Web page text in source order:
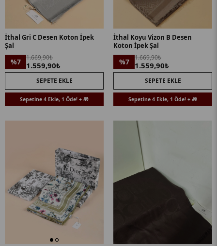
İthal Gri C Desen Koton İpek
Şal
%7 1.669,90₺
1.559,90₺
SEPETE EKLE
Sepetine 4 Ekle, 1 Öde! + 🎁
İthal Koyu Vizon B Desen
Koton İpek Şal
%7 1.669,90₺
1.559,90₺
SEPETE EKLE
Sepetine 4 Ekle, 1 Öde! + 🎁